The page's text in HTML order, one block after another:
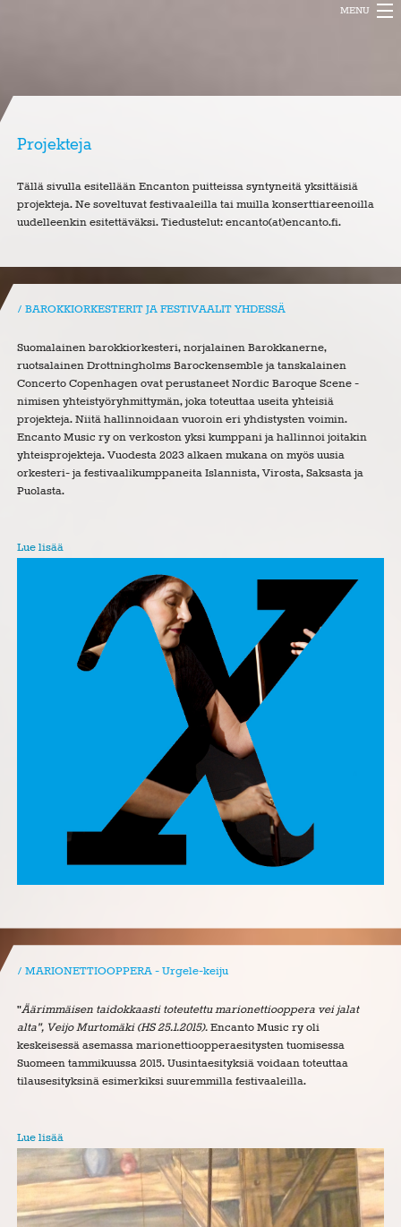
MENU
FESTIVAL
Projekteja
Tällä sivulla esitellään Encanton puitteissa syntyneitä yksittäisiä
projekteja. Ne soveltuvat festivaaleilla tai muilla konserttiareenoilla
uudelleenkin esitettäväksi. Tiedustelut: encanto(at)encanto.fi.
BAROKKIORKESTERIT JA FESTIVAALIT YHDESSÄ
Suomalainen barokkiorkesteri, norjalainen Barokkanerne,
ruotsalainen Drottningholms Barockensemble ja tanskalainen
Concerto Copenhagen ovat perustaneet Nordic Baroque Scene -
nimisen yhteistyöryhmittymän, joka toteuttaa useita yhteisiä
projekteja. Niitä hallinnoidaan vuoroin eri yhdistysten voimin.
Encanto Music ry on verkoston yksi kumppani ja hallinnoi joitakin
yhteisprojekteja. Vuodesta 2023 alkaen mukana on myös uusia
orkesteri- ja festivaalikumppaneita Islannista, Virosta, Saksasta ja
Puolasta.
Lue lisää
MARIONETTIOOPPERA - Urgele-keiju
"Äärimmäisen taidokkaasti toteutettu marionettiooppera vei jalat
alta", Veijo Murtomäki (HS 25.1.2015). Encanto Music ry oli
keskeisessä asemassa marionettioopperaesitysten tuomisessa
Suomeen tammikuussa 2015. Uusintaesityksiä voidaan toteuttaa
tilausesityksinä esimerkiksi suuremmilla festivaaleilla.
Lue lisää